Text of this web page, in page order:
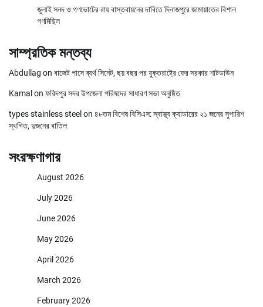
জুলাই সনদ ও গণভোটের রায় বাস্তবায়নের দাবিতে দিনাজপুরে জামায়াতের বিশাল
গণমিছিল
সাম্প্রতিক মন্তব্য
Abdullag on বাজেট পাসে ব্যর্থ সিনেট, ছয় বছর পর যুক্তরাষ্ট্রে ফের সরকার শাটডাউন
Kamal on ফরিদপুর সদর উপজেলা পরিষদের সাধারণ সভা অনুষ্ঠিত
types stainless steel on ৪৮তম বিশেষ বিসিএস: স্বাস্থ্য ক্যাডারের ২১ জনের সুপারিশ
স্থগিত, দুজনের বাতিল
সংরক্ষণাগার
August 2026
July 2026
June 2026
May 2026
April 2026
March 2026
February 2026